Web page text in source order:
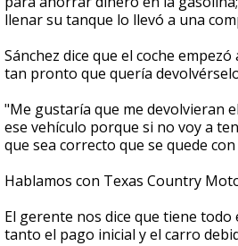
llenar su tanque lo llevó a una
Sánchez dice que el coche
tan pronto que quería
"Me gustaría que me devolvieran
ese vehículo porque si no voy a
que sea correcto que se quede
Hablamos con Texas Country
El gerente nos dice que tiene
tanto el pago inicial y el carro